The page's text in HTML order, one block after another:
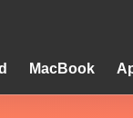
MacBook